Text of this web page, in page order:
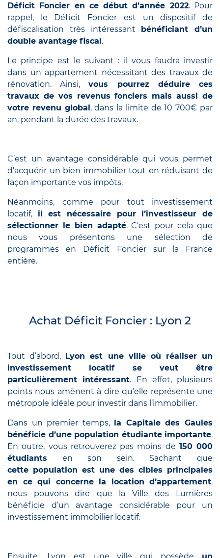
Déficit Foncier en ce début d’année 2022. Pour
rappel, le Déficit Foncier est un dispositif de
défiscalisation très intéressant bénéficiant d’un
double avantage fiscal.
Le principe est le suivant : il vous faudra investir
dans un appartement nécessitant des travaux de
rénovation. Ainsi,vous pourrez déduire ces
travaux de vos revenus fonciers mais aussi de
votre revenu global, dans la limite de 10 700€ par
an, pendant la durée des travaux.
C’est un avantage considérable qui vous permet
d’acquérir un bien immobilier tout en réduisant de
façon importante vos impôts.
Néanmoins, comme pour tout investissement
locatif, il est nécessaire pour l’investisseur de
sélectionner le bien adapté. C’est pour cela que
nous vous présentons une sélection de
programmes en Déficit Foncier sur la France
entière.
Achat Déficit Foncier : Lyon 2
Tout d’abord, Lyon est une ville où réaliser un
investissement locatif se veut être
particulièrement intéressant. En effet, plusieurs
points nous amènent à dire qu’elle représente une
métropole idéale pour investir dans l’immobilier.
Dans un premier temps, la Capitale des Gaules
bénéficie d’une population étudiante importante.
En outre, vous retrouverez pas moins de 150 000
étudiants en son sein. Sachant que
cette population est une des cibles principales
en ce qui concerne la location d’appartement,
nous pouvons dire que la Ville des Lumières
bénéficie d’un avantage considérable pour un
investissement immobilier locatif.
Ensuite, Lyon est une ville qui possède un